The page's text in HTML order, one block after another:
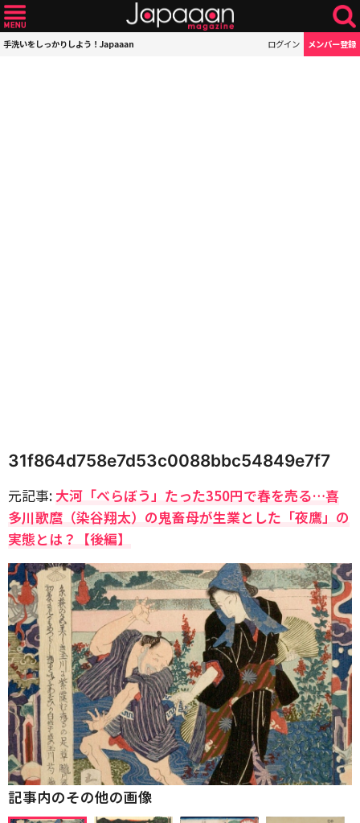
手洗いをしっかりしよう！Japaaan ログイン メンバー登録
31f864d758e7d53c0088bbc54849e7f7
元記事:大河「べらぼう」たった350円で春を売る…喜
多川歌麿（染谷翔太）の鬼畜母が生業とした「夜鷹」の
実態とは？【後編】
記事内のその他の画像